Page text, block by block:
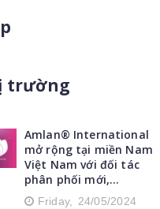
trường
Amlan® International
mở rộng tại miền Nam
Việt Nam với đối tác
phân phối mới,...
Friday, 24/05/2024